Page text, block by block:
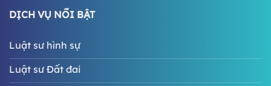
DỊCH VỤ NỔI BẬT
Luật sư hình sự
Luật sư Đất đai